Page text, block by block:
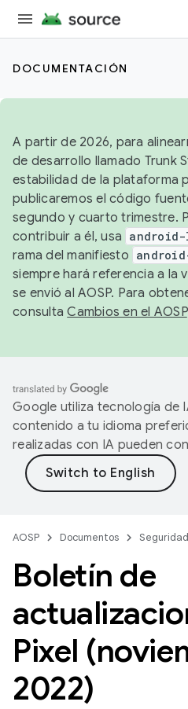
DOCUMENTACIÓN
A partir de 2026, para
de desarrollo llamado Trunk
estabilidad de la plataforma
publicaremos el código
segundo y cuarto trimestre.
contribuir a él, usa
rama del manifiesto
siempre hará referencia a la
se envió al AOSP. Para
consultaCambios en el AOSP
Google utiliza tecnología de
contenido a tu idioma
realizadas con IA pueden
AOSP Documentos Seguridad
Boletín de
Pixel
2022)